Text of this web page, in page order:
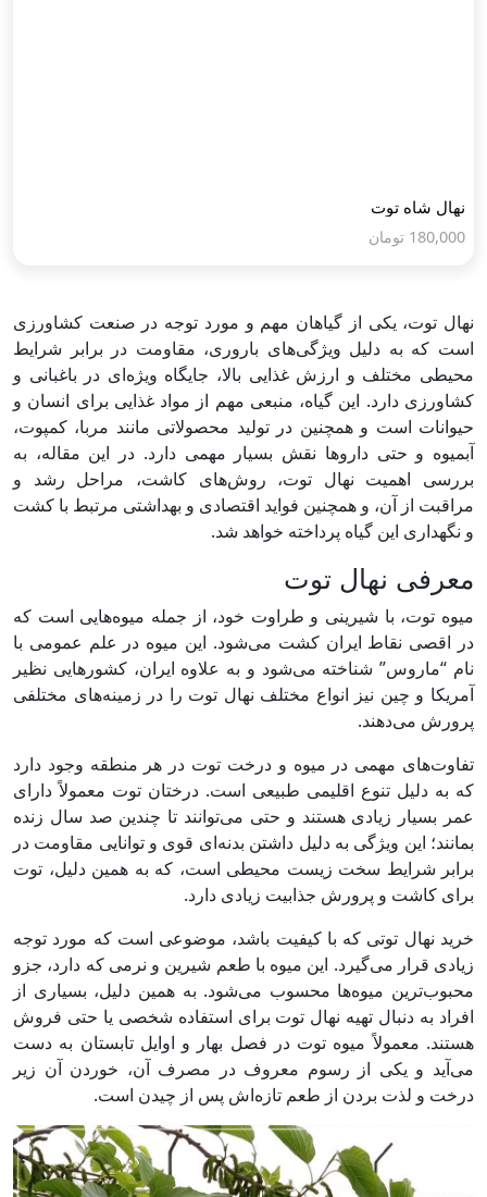
نهال شاه توت
180,000 تومان
نهال توت، یکی از گیاهان مهم و مورد توجه در صنعت کشاورزی
است که به دلیل ویژگی‌های باروری، مقاومت در برابر شرایط
محیطی مختلف و ارزش غذایی بالا، جایگاه ویژه‌ای در باغبانی و
کشاورزی دارد. این گیاه، منبعی مهم از مواد غذایی برای انسان و
حیوانات است و همچنین در تولید محصولاتی مانند مربا، کمپوت،
آبمیوه و حتی داروها نقش بسیار مهمی دارد. در این مقاله، به
بررسی اهمیت نهال توت، روش‌های کاشت، مراحل رشد و
مراقبت از آن، و همچنین فواید اقتصادی و بهداشتی مرتبط با کشت
و نگهداری این گیاه پرداخته خواهد شد.
معرفی نهال توت
میوه توت، با شیرینی و طراوت خود، از جمله میوه‌هایی است که
در اقصی نقاط ایران کشت می‌شود. این میوه در علم عمومی با
نام “ماروس” شناخته می‌شود و به علاوه ایران، کشورهایی نظیر
آمریکا و چین نیز انواع مختلف نهال توت را در زمینه‌های مختلفی
پرورش می‌دهند.
تفاوت‌های مهمی در میوه و درخت توت در هر منطقه وجود دارد
که به دلیل تنوع اقلیمی طبیعی است. درختان توت معمولاً دارای
عمر بسیار زیادی هستند و حتی می‌توانند تا چندین صد سال زنده
بمانند؛ این ویژگی به دلیل داشتن بدنه‌ای قوی و توانایی مقاومت در
برابر شرایط سخت زیست محیطی است، که به همین دلیل، توت
برای کاشت و پرورش جذابیت زیادی دارد.
خرید نهال توتی که با کیفیت باشد، موضوعی است که مورد توجه
زیادی قرار می‌گیرد. این میوه با طعم شیرین و نرمی که دارد، جزو
محبوب‌ترین میوه‌ها محسوب می‌شود. به همین دلیل، بسیاری از
افراد به دنبال تهیه نهال توت برای استفاده شخصی یا حتی فروش
هستند. معمولاً میوه توت در فصل بهار و اوایل تابستان به دست
می‌آید و یکی از رسوم معروف در مصرف آن، خوردن آن زیر
درخت و لذت بردن از طعم تازه‌اش پس از چیدن است.